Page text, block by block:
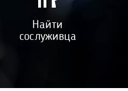
Найти
сослуживца